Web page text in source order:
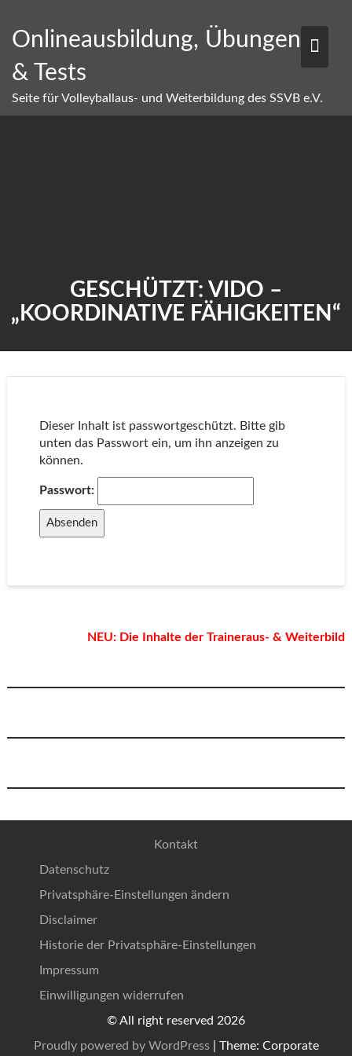
content
Onlineausbildung, Übungen
& Tests
Seite für Volleyballaus- und Weiterbildung des SSVB e.V.
GESCHÜTZT: VIDO –
„KOORDINATIVE FÄHIGKEITEN“
Dieser Inhalt ist passwortgeschützt. Bitte gib
unten das Passwort ein, um ihn anzeigen zu
können.
Passwort:
NEU: Die Inhalte der Traineraus- &
Kontakt
Datenschutz
Privatsphäre-Einstellungen ändern
Disclaimer
Historie der Privatsphäre-Einstellungen
Impressum
Einwilligungen widerrufen
© All right reserved 2026
Proudly powered by WordPress
Theme: Corporate